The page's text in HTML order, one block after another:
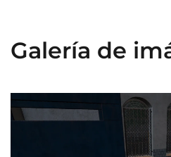
Galería de